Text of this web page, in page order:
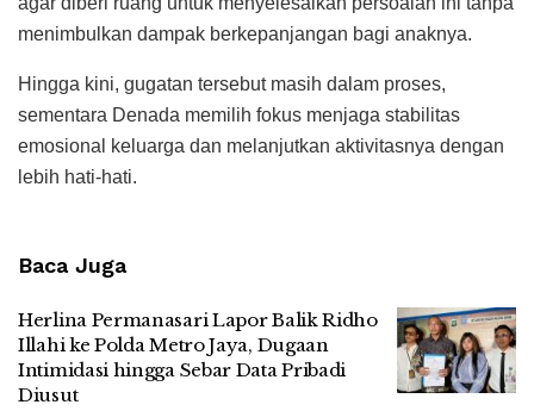
menimbulkan dampak berkepanjangan bagi anaknya.
Hingga kini, gugatan tersebut masih dalam proses,
sementara Denada memilih fokus menjaga stabilitas
emosional keluarga dan melanjutkan aktivitasnya dengan
lebih hati-hati.
Baca Juga
Herlina Permanasari Lapor Balik Ridho
Illahi ke Polda Metro Jaya, Dugaan
Intimidasi hingga Sebar Data Pribadi
Diusut